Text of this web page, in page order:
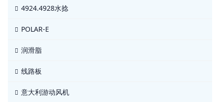
4924.4928水捻
POLAR-E
润滑脂
线路板
意大利游动风机